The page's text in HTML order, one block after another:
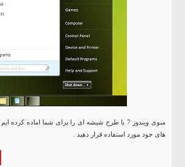
منوی ویندوز 7 با طرح شیشه ای را برای شما اماده
های خود مورد استفاده قرار دهید .